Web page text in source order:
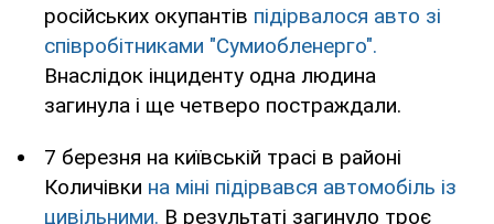
російських окупантів підірвалося авто зі
співробітниками "Сумиобленерго".
Внаслідок інциденту одна людина
загинула і ще четверо постраждали.
7 березня на київській трасі в районі
Количівки на міні підірвався автомобіль із
цивільними. В результаті загинуло троє